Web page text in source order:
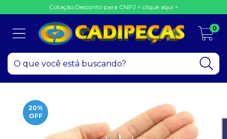
Cotação Desconto para CNPJ < clique aqui >
0
20%
OFF